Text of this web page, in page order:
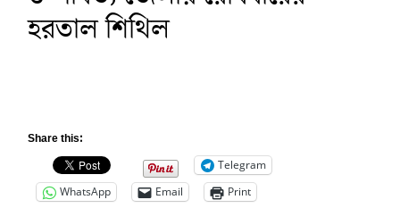
হরতাল শিথিল
Share this:
Telegram
WhatsApp
Email Print